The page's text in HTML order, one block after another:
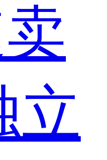
立